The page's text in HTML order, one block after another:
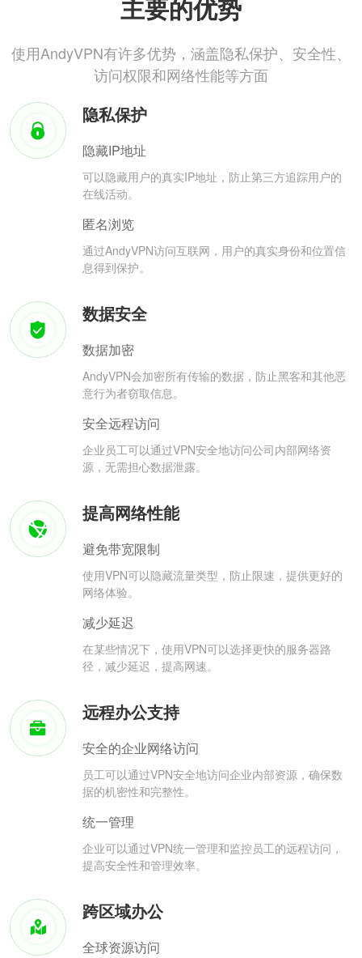
主要的优势
使用AndyVPN有许多优势，涵盖隐私保护、安全性、
访问权限和网络性能等方面
隐私保护
隐藏IP地址
可以隐藏用户的真实IP地址，防止第三方追踪用户的
在线活动。
匿名浏览
通过AndyVPN访问互联网，用户的真实身份和位置信
息得到保护。
数据安全
数据加密
AndyVPN会加密所有传输的数据，防止黑客和其他恶
意行为者窃取信息。
安全远程访问
企业员工可以通过VPN安全地访问公司内部网络资
源，无需担心数据泄露。
提高网络性能
避免带宽限制
使用VPN可以隐藏流量类型，防止限速，提供更好的
网络体验。
减少延迟
在某些情况下，使用VPN可以选择更快的服务器路
径，减少延迟，提高网速。
远程办公支持
安全的企业网络访问
员工可以通过VPN安全地访问企业内部资源，确保数
据的机密性和完整性。
统一管理
企业可以通过VPN统一管理和监控员工的远程访问，
提高安全性和管理效率。
跨区域办公
全球资源访问